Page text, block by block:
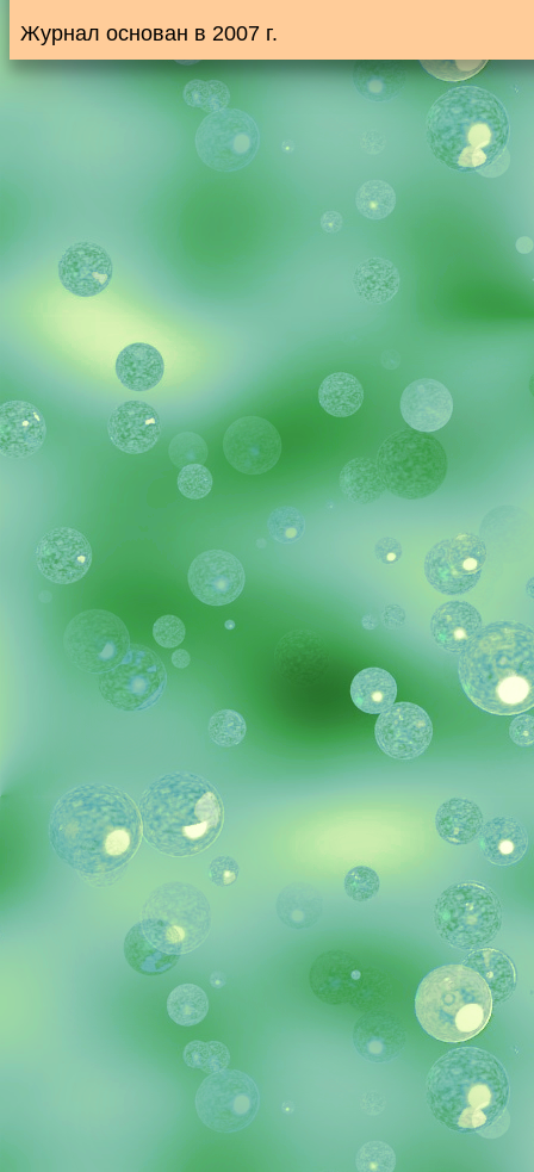
Журнал основан в 2007 г.